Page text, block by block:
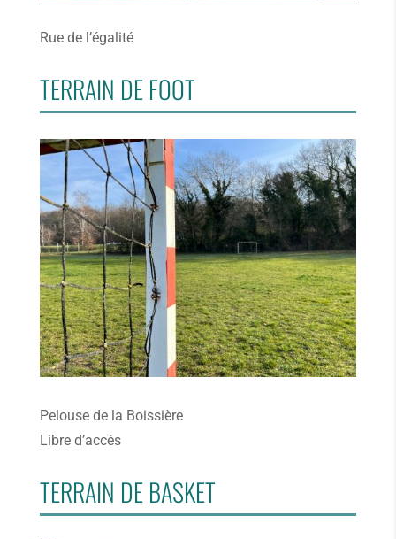
Rue de l’égalité
TERRAIN DE FOOT
Pelouse de la Boissière
Libre d’accès
TERRAIN DE BASKET